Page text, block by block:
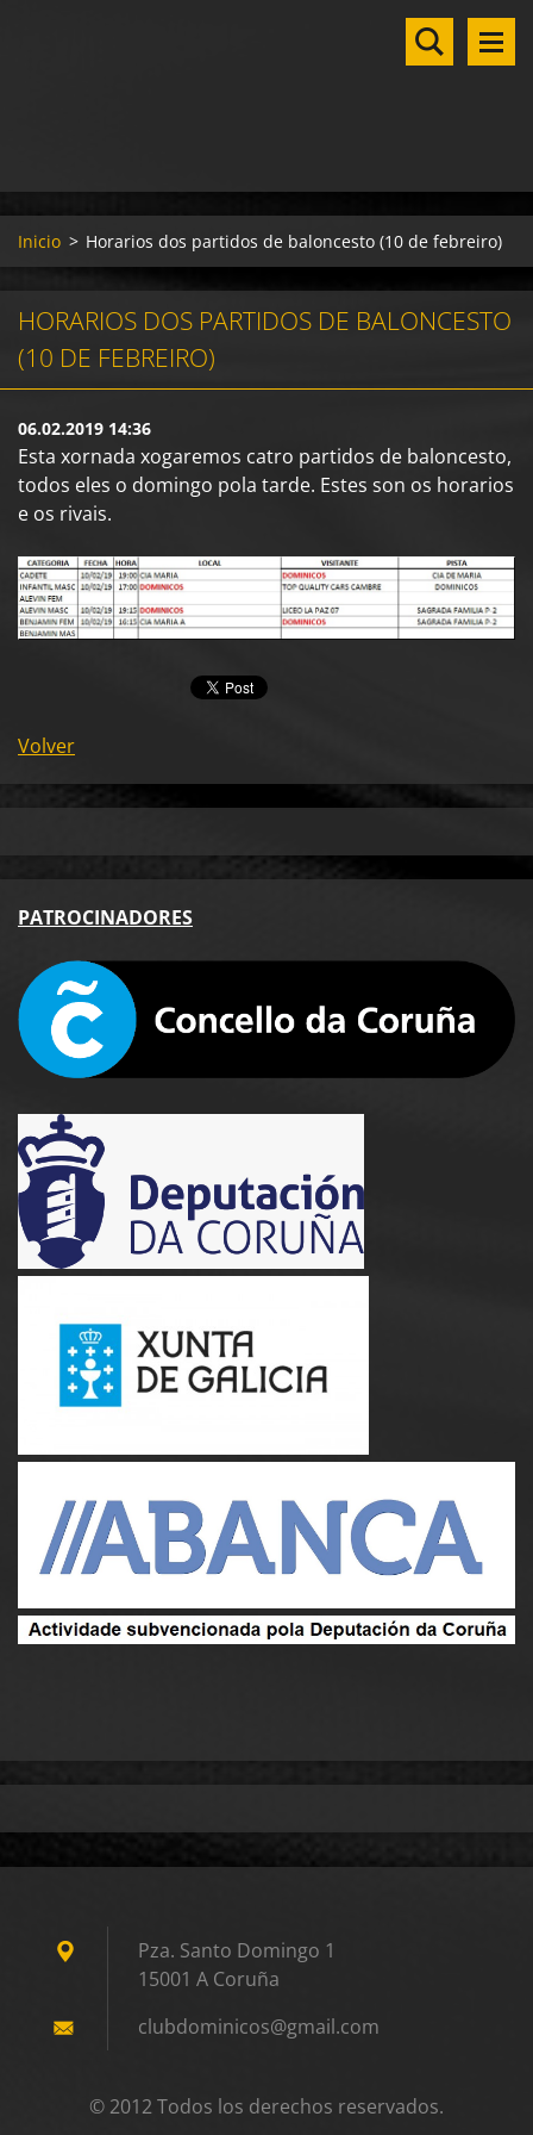
Inicio > Horarios dos partidos de baloncesto (10 de febreiro)
HORARIOS DOS PARTIDOS DE BALONCESTO
(10 DE FEBREIRO)
06.02.2019 14:36
Esta xornada xogaremos catro partidos de baloncesto,
todos eles o domingo pola tarde. Estes son os horarios
e os rivais.
Volver
PATROCINADORES
Pza. Santo Domingo 1
15001 A Coruña
clubdominicos@gmail.com
© 2012 Todos los derechos reservados.